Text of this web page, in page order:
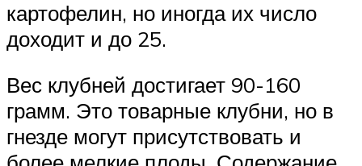
картофелин, но иногда их число
доходит и до 25.
Вес клубней достигает 90-160
грамм. Это товарные клубни, но в
гнезде могут присутствовать и